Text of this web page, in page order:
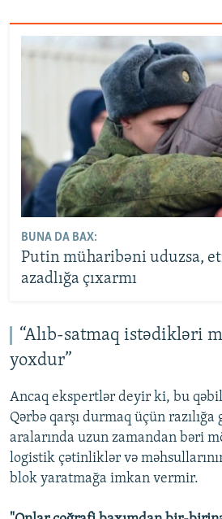
BUNA DA BAX:
Putin müharibəni uduzsa,
azadlığa çıxarmı
“Alıb-satmaq istədikləri
yoxdur”
Ancaq ekspertlər deyir ki, bu
Qərbə qarşı durmaq üçün razılığa
aralarında uzun zamandan bəri
logistik çətinliklər və
blok yaratmağa imkan vermir.